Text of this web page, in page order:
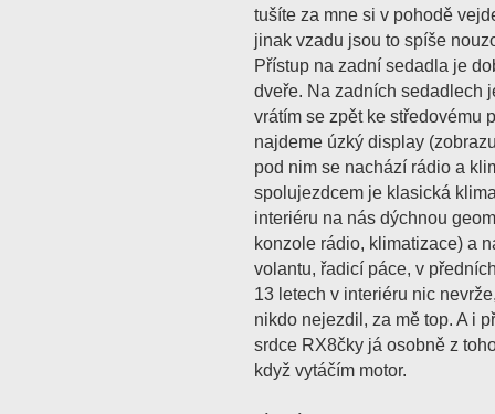
tušíte za mne si v pohodě
jinak vzadu jsou to spíše
Přístup na zadní sedadla je
dveře. Na zadních sedadlech
vrátím se zpět ke středovému
najdeme úzký display
pod nim se nachází rádio a
spolujezdcem je klasická
interiéru na nás dýchnou
konzole rádio, klimatizace) a
volantu, řadicí páce, v
13 letech v interiéru nic
nikdo nejezdil, za mě top. A i
srdce RX8čky já osobně z
když vytáčím motor.